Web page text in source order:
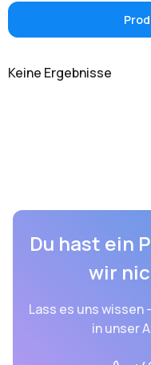
Keine Ergebnisse
Du hast ein
wir
Lass es uns wissen
in unser